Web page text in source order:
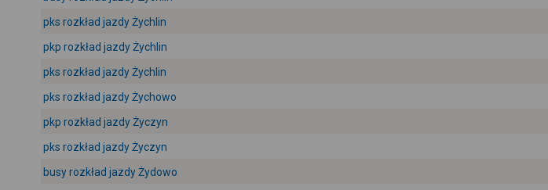
pks rozkład jazdy Żychlin
pkp rozkład jazdy Żychlin
pks rozkład jazdy Żychlin
pks rozkład jazdy Żychowo
pkp rozkład jazdy Życzyn
pks rozkład jazdy Życzyn
busy rozkład jazdy Żydowo